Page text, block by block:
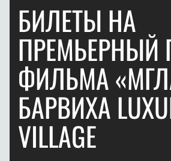
БИЛЕТЫ НА
ПРЕМЬЕРНЫЙ
ФИЛЬМА
БАРВИХА
VILLAGE